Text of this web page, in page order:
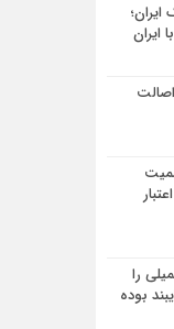
ایران
را
بوده